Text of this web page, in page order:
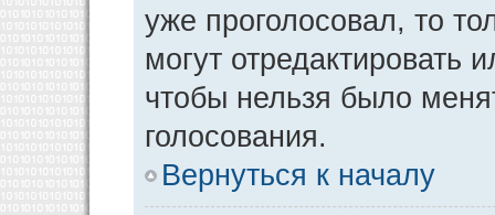
уже проголосовал, то
могут отредактировать
чтобы нельзя было
голосования.
Вернуться к началу